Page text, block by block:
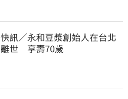
快訊／永和豆漿創始人在台北
離世 享壽70歲